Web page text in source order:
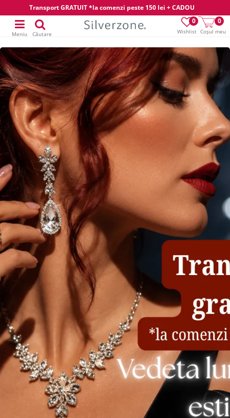
Transport GRATUIT *la comenzi peste 150 lei + CADOU
Wishlist
0
Coșul meu
0
Meniu Căutare